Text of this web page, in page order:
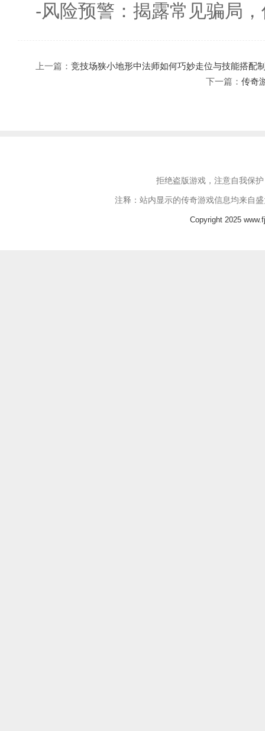
-风险预警：揭露常见骗局
上一篇： 竞技场狭小地形中法师如何巧妙走位与技能搭配
下一篇： 传奇
拒绝盗版游戏，注意自我保
注释：站内显示的传奇游戏信息均来自
Copyright 2025